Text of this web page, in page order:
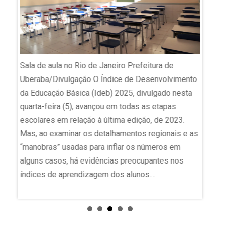
Sala de aula no Rio de Janeiro Prefeitura de
Uberaba/Divulgação O Índice de Desenvolvimento
da Educação Básica (Ideb) 2025, divulgado nesta
quarta-feira (5), avançou em todas as etapas
escolares em relação à última edição, de 2023.
Mas, ao examinar os detalhamentos regionais e as
“manobras” usadas para inflar os números em
alguns casos, há evidências preocupantes nos
índices de aprendizagem dos alunos....